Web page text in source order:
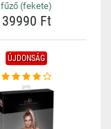
fűző (fekete)
39990 Ft
ÚJDONSÁG